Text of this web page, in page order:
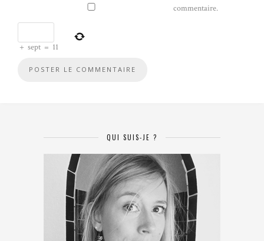
commentaire.
+ sept = 11
QUI SUIS-JE ?